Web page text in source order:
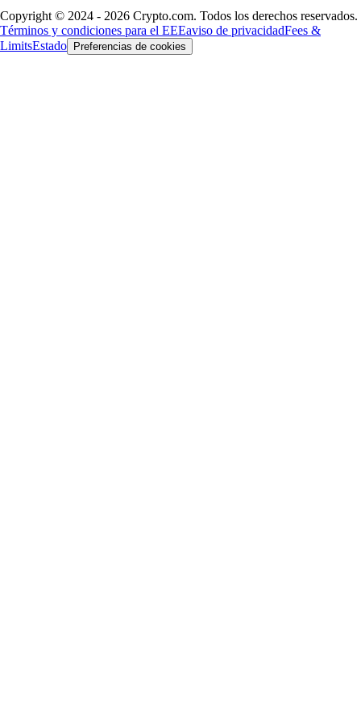
Copyright © 2024 - 2026 Crypto.com. Todos los derechos reservados.
Términos y condiciones para el EEEaviso de privacidadFees &
LimitsEstado Preferencias de cookies